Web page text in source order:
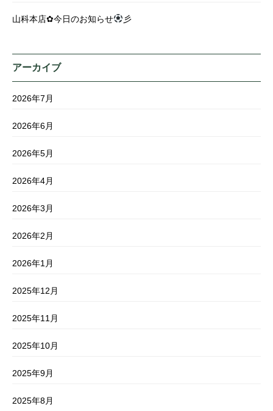
山科本店✿今日のお知らせ 彡
アーカイブ
2026年7月
2026年6月
2026年5月
2026年4月
2026年3月
2026年2月
2026年1月
2025年12月
2025年11月
2025年10月
2025年9月
2025年8月